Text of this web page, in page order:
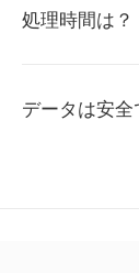
処理時間は？
データは安全